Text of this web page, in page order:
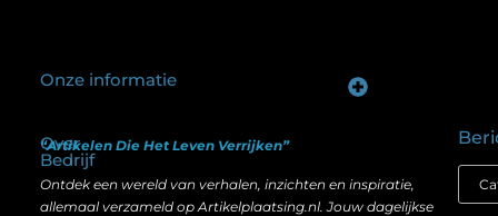
Over
Bedrijf
“Artikelen Die Het Leven Verrijken”
Ontdek een wereld van verhalen, inzichten en inspiratie,
allemaal verzameld op Artikelplaatsing.nl. Jouw dagelijkse
Onze informatie